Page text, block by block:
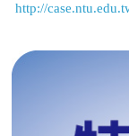
http://